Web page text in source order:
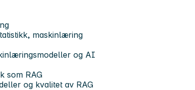
maskinlæring
og AI
som RAG
og kvalitet av RAG